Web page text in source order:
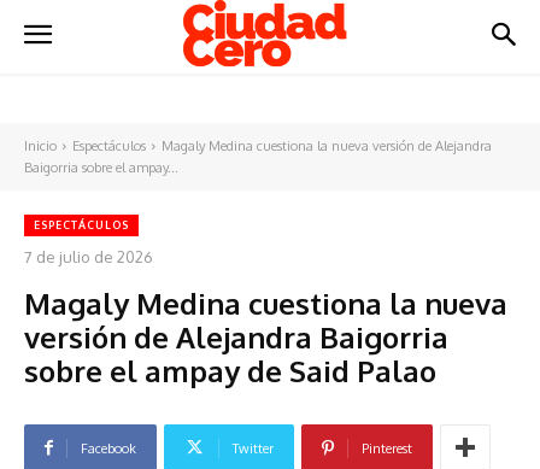
Inicio Espectáculos
Magaly Medina cuestiona la nueva versión de Alejandra
Baigorria sobre el ampay...
ESPECTÁCULOS
7 de julio de 2026
Magaly Medina cuestiona la nueva
versión de Alejandra Baigorria
sobre el ampay de Said Palao
Facebook Twitter Pinterest